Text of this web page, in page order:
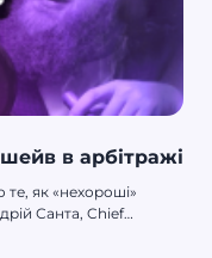
та CR. Це EPC. У
і що робити,
в арбітражі
те, як «нехороші»
Санта, Chief